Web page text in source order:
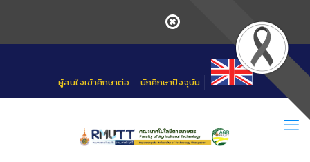
ผู้สนใจเข้าศึกษาต่อ นักศึกษาปัจจุบัน